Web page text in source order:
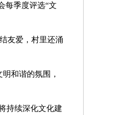
每季度评选“文
友爱，村里还涌
和谐的氛围，
持续深化文化建